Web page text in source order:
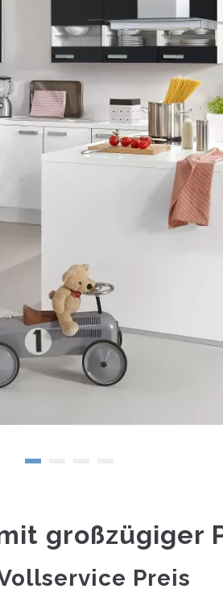
großzügiger
Preis